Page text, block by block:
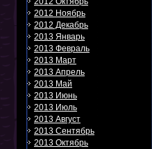
2012 Ноябрь
2012 Декабрь
2013 Январь
2013 Февраль
2013 Март
2013 Апрель
2013 Май
2013 Июнь
2013 Июль
2013 Август
2013 Сентябрь
2013 Октябрь